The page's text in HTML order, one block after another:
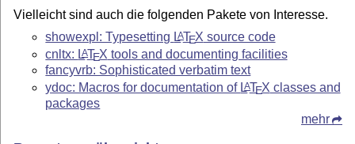
Vielleicht sind auch die folgenden Pakete von Interesse.
showexpl: Typesetting LATEX source code
cnltx: LATEX tools and documenting facilities
fancyvrb: Sophisticated verbatim text
ydoc: Macros for documentation of LATEX classes and
packages
mehr